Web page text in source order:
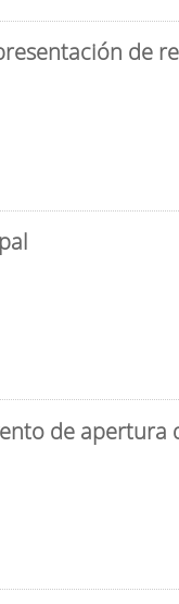
de
de apertura